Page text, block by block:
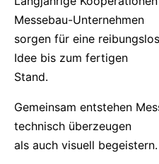
Messebau-Unternehmen
sorgen für eine
Idee bis zum fertigen
Stand.
Gemeinsam entstehen
technisch überzeugen
als auch visuell begeistern.